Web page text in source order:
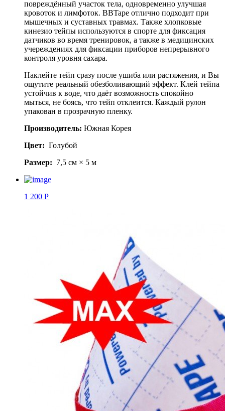
повреждённый участок тела, одновременно улучшая
кровоток и лимфоток. BBTape отлично подходит при
мышечных и суставных травмах. Также хлопковые
кинезио тейпы используются в спорте для фиксация
датчиков во время тренировок, а также в медицинских
учереждениях для фиксации приборов непрерывного
контроля уровня сахара.
Наклейте тейп сразу после ушиба или растяжения, и Вы
ощутите реальный обезболивающий эффект. Клей тейпа
устойчив к воде, что даёт возможность спокойно
мыться, не боясь, что тейп отклеится. Каждый рулон
упакован в прозрачную пленку.
Производитель: Южная Корея
Цвет: Голубой
Размер: 7,5 см × 5 м
1 200 Р